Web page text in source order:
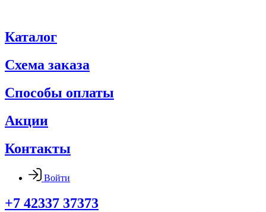
Каталог
Схема заказа
Способы оплаты
Акции
Контакты
Войти
+7 42337 37373